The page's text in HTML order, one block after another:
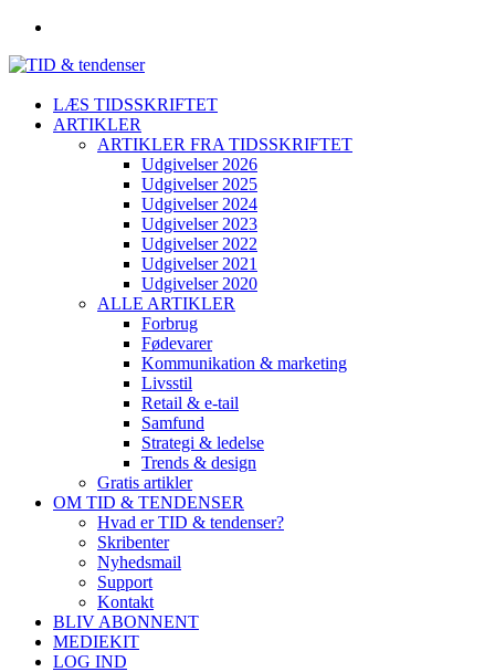
LÆS TIDSSKRIFTET
ARTIKLER
ARTIKLER FRA TIDSSKRIFTET
Udgivelser 2026
Udgivelser 2025
Udgivelser 2024
Udgivelser 2023
Udgivelser 2022
Udgivelser 2021
Udgivelser 2020
ALLE ARTIKLER
Forbrug
Fødevarer
Kommunikation & marketing
Livsstil
Retail & e-tail
Samfund
Strategi & ledelse
Trends & design
Gratis artikler
OM TID & TENDENSER
Hvad er TID & tendenser?
Skribenter
Nyhedsmail
Support
Kontakt
BLIV ABONNENT
MEDIEKIT
LOG IND